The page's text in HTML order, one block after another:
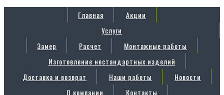
Главная
Акции
Услуги
Замер
Расчет
Монтажные работы
Изготовление нестандартных изделий
Доставка и возврат
Наши работы
Новости
О компании
Контакты